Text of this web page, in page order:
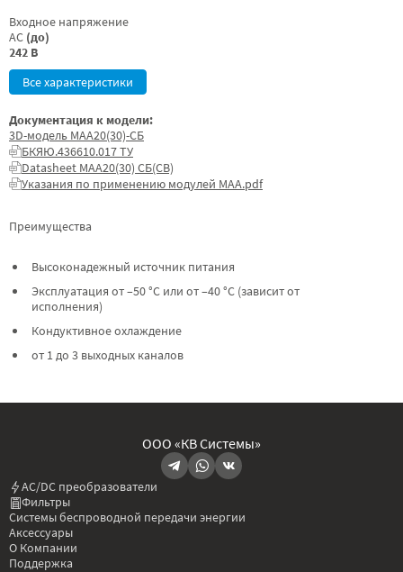
Входное напряжение
AC (до)
242 В
Все характеристики
Преимущества
Высоконадежный источник питания
Эксплуатация от –50 °C или от –40 °C (зависит от
исполнения)
Кондуктивное охлаждение
от 1 до 3 выходных каналов
Документация к модели:
3D-модель МАА20(30)-СБ
БКЯЮ.436610.017 ТУ
Datasheet МАА20(30) СБ(СВ)
Указания по применению модулей МАА.pdf
ООО «КВ Системы»
AC/DC преобразователи
Фильтры
Системы беспроводной передачи энергии
Аксессуары
О Компании
Поддержка